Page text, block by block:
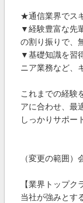
★通信業界でス
▼経験豊富な先
の割り振りで、
▼基礎知識を習
ニア業務など、
これまでの経験
アに合わせ、最
しっかりサポー
（変更の範囲）
【業界トップク
当社が強みとす